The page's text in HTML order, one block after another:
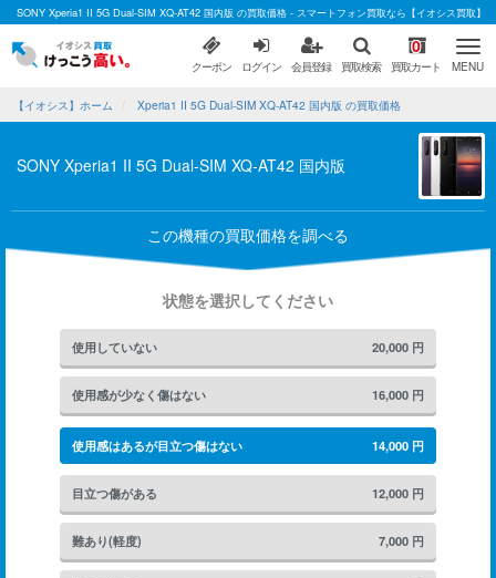
SONY Xperia1 II 5G Dual-SIM XQ-AT42 国内版 の買取価格 - スマートフォン買取なら【イオシス買取】
クーポン ログイン 会員登録 買取検索
0
買取カート MENU
【イオシス】ホーム Xperia1 II 5G Dual-SIM XQ-AT42 国内版 の買取価格
SONY Xperia1 II 5G Dual-SIM XQ-AT42 国内版
この機種の買取価格を調べる
状態を選択してください
使用していない 20,000 円
使用感が少なく傷はない 16,000 円
使用感はあるが目立つ傷はない 14,000 円
目立つ傷がある 12,000 円
難あり(軽度) 7,000 円